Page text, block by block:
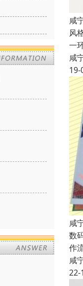
咸
风
一
咸
19-
咸
数
作
咸
22-